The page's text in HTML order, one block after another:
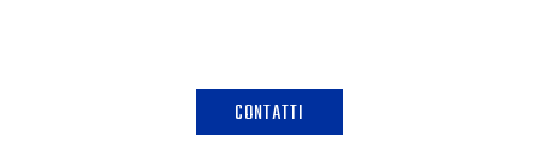
CONTATTI